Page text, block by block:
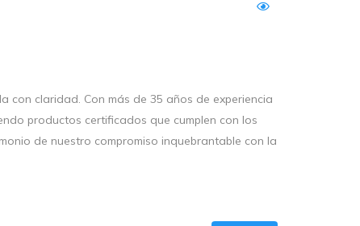
con claridad. Con más de 35 años de experiencia
productos certificados que cumplen con los
de nuestro compromiso inquebrantable con la